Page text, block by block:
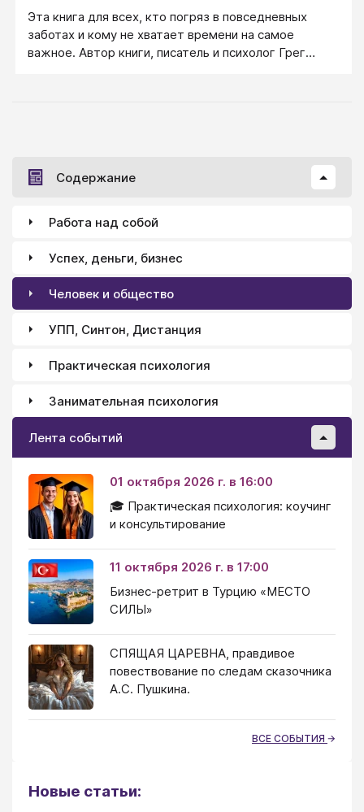
Эта книга для всех, кто погряз в повседневных
заботах и кому не хватает времени на самое
важное. Автор книги, писатель и психолог Грег
Содержание
Работа над собой
Успех, деньги, бизнес
Человек и общество
УПП, Синтон, Дистанция
Практическая психология
Занимательная психология
Лента событий
01 октября 2026 г. в 16:00
🎓 Практическая психология: коучинг
и консультирование
11 октября 2026 г. в 17:00
Бизнес-ретрит в Турцию «МЕСТО
СИЛЫ»
СПЯЩАЯ ЦАРЕВНА, правдивое
повествование по следам сказочника
А.С. Пушкина.
ВСЕ СОБЫТИЯ
Новые статьи: